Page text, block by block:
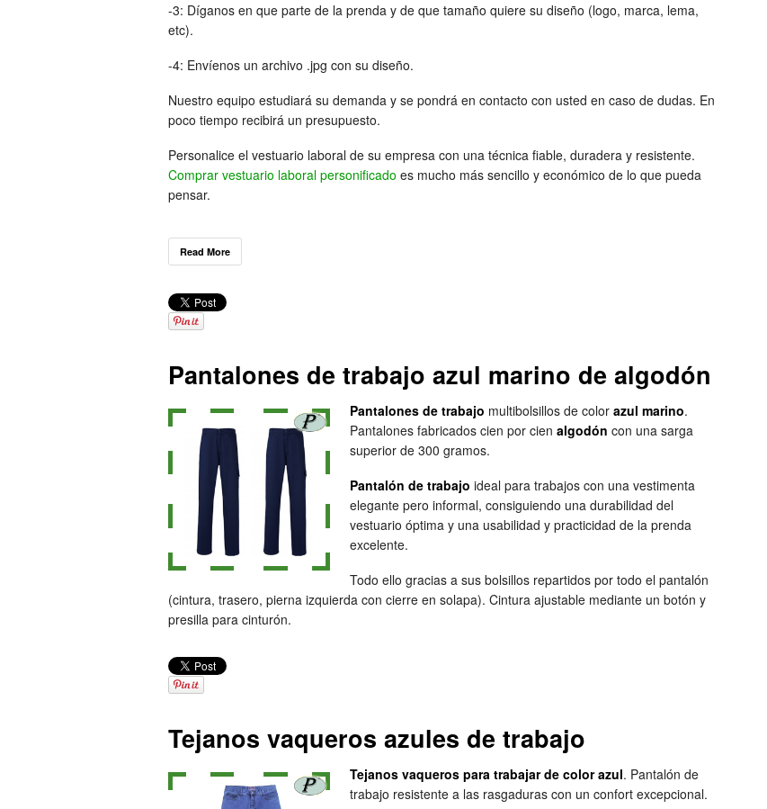
-3: Díganos en que parte de la prenda y de que tamaño quiere su diseño (logo, marca, lema,
etc).
-4: Envíenos un archivo .jpg con su diseño.
Nuestro equipo estudiará su demanda y se pondrá en contacto con usted en caso de dudas. En
poco tiempo recibirá un presupuesto.
Personalice el vestuario laboral de su empresa con una técnica fiable, duradera y resistente.
Comprar vestuario laboral personificado es mucho más sencillo y económico de lo que pueda
pensar.
Read More
Pantalones de trabajo azul marino de algodón
Pantalones de trabajo multibolsillos de color azul marino.
Pantalones fabricados cien por cien algodón con una sarga
superior de 300 gramos.
Pantalón de trabajo ideal para trabajos con una vestimenta
elegante pero informal, consiguiendo una durabilidad del
vestuario óptima y una usabilidad y practicidad de la prenda
excelente.
Todo ello gracias a sus bolsillos repartidos por todo el pantalón
(cintura, trasero, pierna izquierda con cierre en solapa). Cintura ajustable mediante un botón y
presilla para cinturón.
Tejanos vaqueros azules de trabajo
Tejanos vaqueros para trabajar de color azul. Pantalón de
trabajo resistente a las rasgaduras con un confort excepcional.